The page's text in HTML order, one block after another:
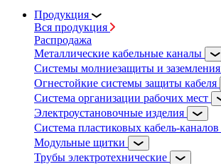
Продукция
Вся продукция
Распродажа
Металлические кабельные каналы
Системы молниезащиты и заземления
Огнестойкие системы защиты кабеля
Система организации рабочих мест
Электроустановочные изделия
Система пластиковых кабель-каналов
Модульные щитки
Трубы электротехнические